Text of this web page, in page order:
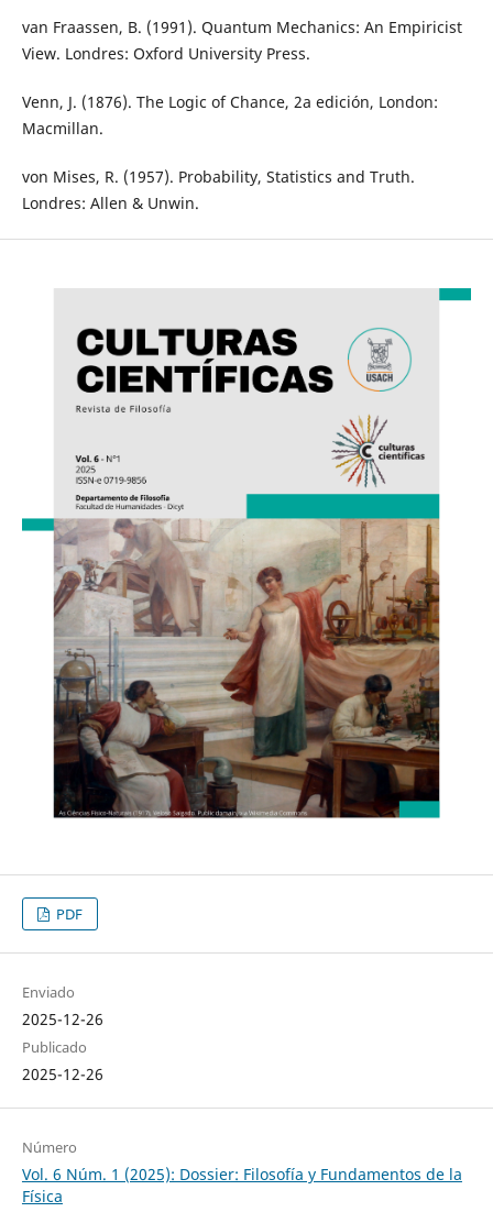
van Fraassen, B. (1991). Quantum Mechanics: An Empiricist
View. Londres: Oxford University Press.
Venn, J. (1876). The Logic of Chance, 2a edición, London:
Macmillan.
von Mises, R. (1957). Probability, Statistics and Truth.
Londres: Allen & Unwin.
PDF
Enviado
2025-12-26
Publicado
2025-12-26
Número
Vol. 6 Núm. 1 (2025): Dossier: Filosofía y Fundamentos de la
Física